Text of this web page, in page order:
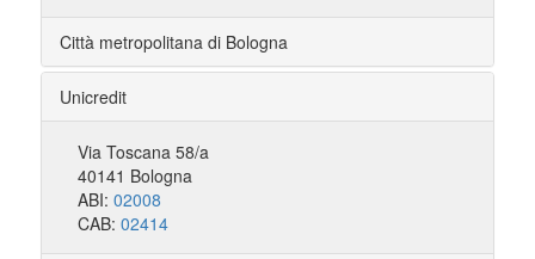
Città metropolitana di Bologna
Unicredit
Via Toscana 58/a
40141 Bologna
ABI: 02008
CAB: 02414